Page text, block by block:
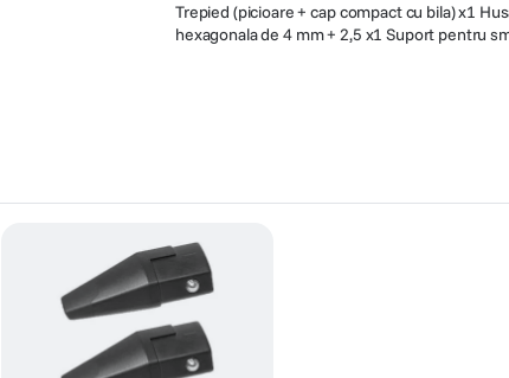
Trepied (picioare + cap compact cu bila) x1
hexagonala de 4 mm + 2,5 x1 Suport pentru